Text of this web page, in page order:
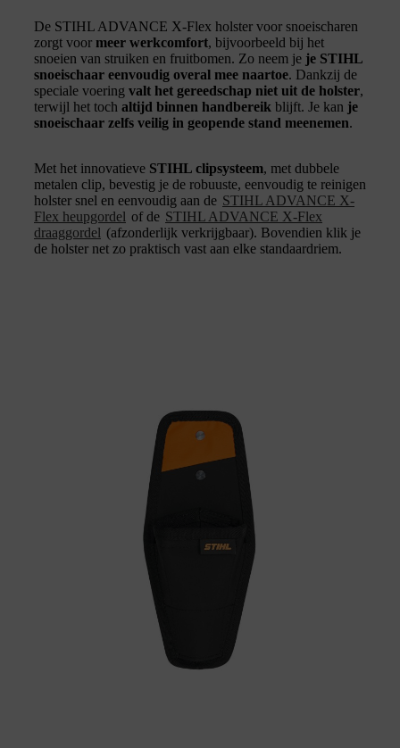
De STIHL ADVANCE X-Flex holster voor snoeischaren
zorgt voor meer werkcomfort, bijvoorbeeld bij het
snoeien van struiken en fruitbomen. Zo neem je je STIHL
snoeischaar eenvoudig overal mee naartoe. Dankzij de
speciale voering valt het gereedschap niet uit de holster,
terwijl het toch altijd binnen handbereik blijft. Je kan je
snoeischaar zelfs veilig in geopende stand meenemen.
Met het innovatieve STIHL clipsysteem, met dubbele
metalen clip, bevestig je de robuuste, eenvoudig te reinigen
holster snel en eenvoudig aan de STIHL ADVANCE X-
Flex heupgordel of de STIHL ADVANCE X-Flex
draaggordel (afzonderlijk verkrijgbaar). Bovendien klik je
de holster net zo praktisch vast aan elke standaardriem.